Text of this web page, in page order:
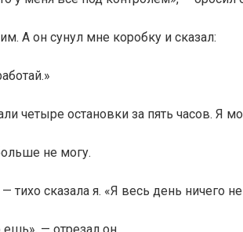
А он сунул мне коробку и сказал:
четыре остановки за пять часов. Я
не могу.
тихо сказала я. «Я весь день ничего не